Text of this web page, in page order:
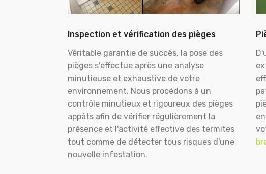
Inspection et vérification des pièges
Véritable garantie de succès, la pose des
pièges s'effectue après une analyse
minutieuse et exhaustive de votre
environnement. Nous procédons à un
contrôle minutieux et rigoureux des pièges
appâts afin de vérifier régulièrement la
présence et l'activité effective des termites
tout comme de détecter tous risques d'une
nouvelle infestation.